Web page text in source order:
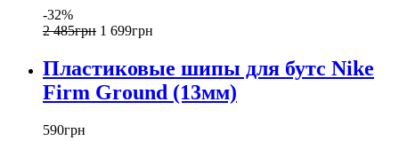
-32%
2 485грн 1 699грн
Пластиковые шипы для бутс Nike
Firm Ground (13мм)
590грн